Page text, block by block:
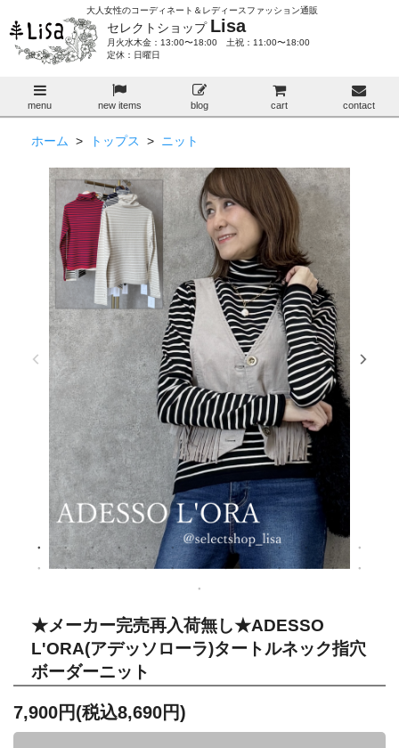
大人女性のコーディネート＆レディースファッション通販
セレクトショップ Lisa
月火水木金：13:00〜18:00 土祝：11:00〜18:00
定休：日曜日
menu new items blog cart contact
ホーム > トップス > ニット
★メーカー完売再入荷無し★ADESSO
L'ORA(アデッソローラ)タートルネック指穴
ボーダーニット
7,900円(税込8,690円)